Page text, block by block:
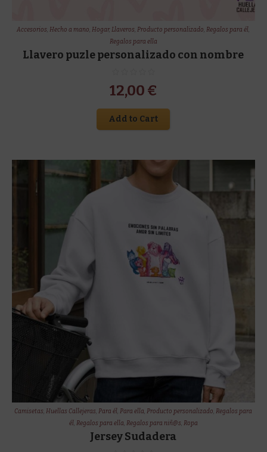
Accesorios,Hecho a mano,Hogar,Llaveros,Producto personalizado,Regalos para él,
Regalos para ella
Llavero puzle personalizado con nombre
12,00 €
Add to Cart
Camisetas,Huellas Callejeras,Para él,Para ella,Producto personalizado,Regalos para
él, Regalos para ella, Regalos para niñ@s, Ropa
Jersey Sudadera